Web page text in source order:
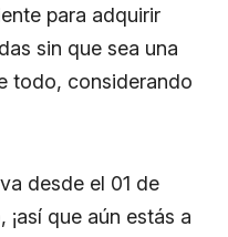
para adquirir
sin que sea una
todo, considerando
va desde el 01 de
que aún estás a